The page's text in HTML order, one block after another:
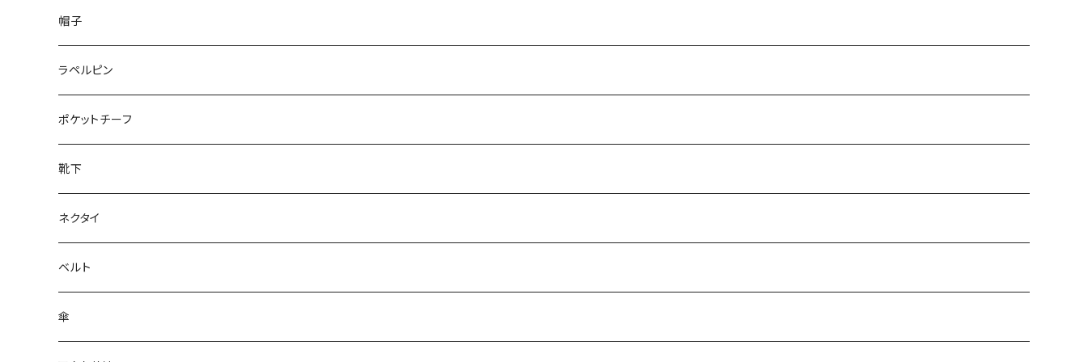
50/XL～
48/L
50/XL～
26cm～
27cm～
28cm～
帽子
ラペルピン
ポケットチーフ
靴下
ネクタイ
ベルト
傘